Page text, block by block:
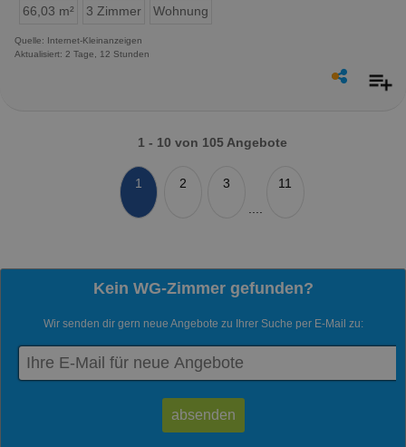
66,03 m²
3 Zimmer Wohnung
Quelle: Internet-Kleinanzeigen
Aktualisiert: 2 Tage, 12 Stunden
1 - 10 von 105 Angebote
1 2
3
11
Kein WG-Zimmer gefunden?
Wir senden dir gern neue Angebote zu Ihrer Suche per E-Mail zu: